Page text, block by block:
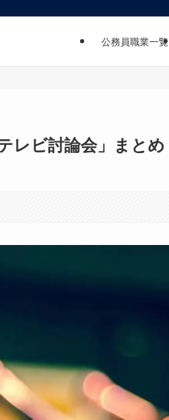
公務員職業一覧
レビ討論会」まとめ